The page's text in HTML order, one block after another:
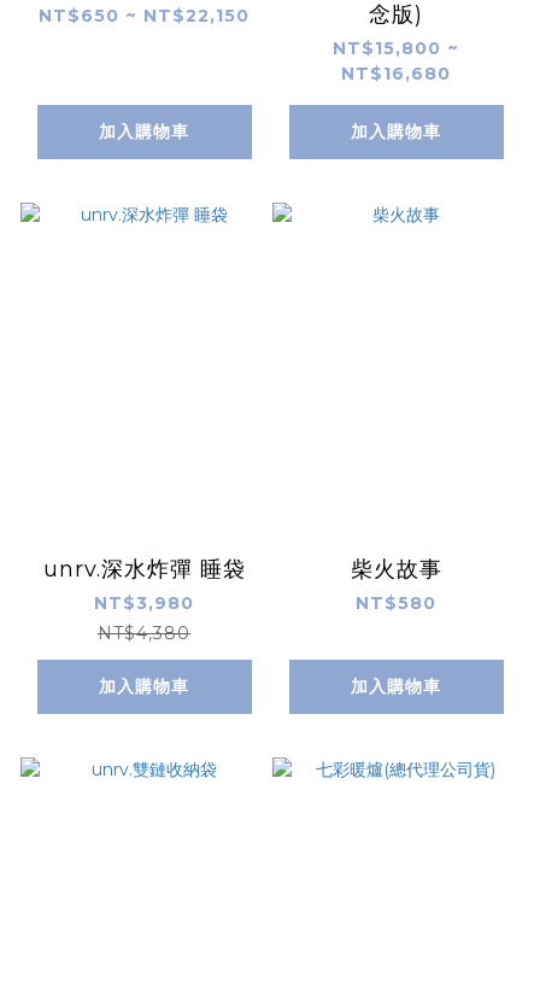
NT$650 ~ NT$22,150
加入購物車
念版)
NT$15,800 ~
NT$16,680
加入購物車
unrv.深水炸彈 睡袋
NT$3,980
NT$4,380
加入購物車
柴火故事
NT$580
加入購物車